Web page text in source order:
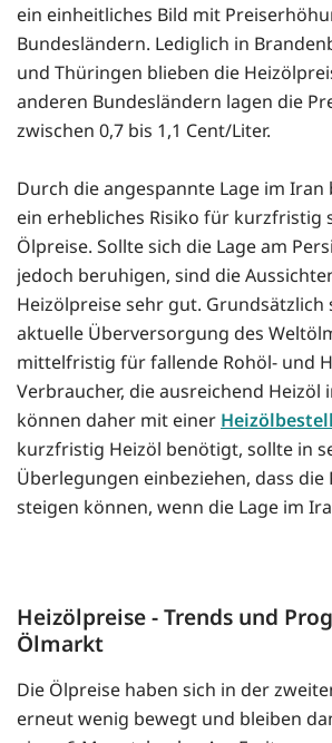
ein einheitliches Bild mit
Bundesländern. Lediglich in
und Thüringen blieben die
anderen Bundesländern lagen die
zwischen 0,7 bis 1,1 Cent/Liter.
Durch die angespannte Lage im
ein erhebliches Risiko für kurzfristig
Ölpreise. Sollte sich die Lage am
jedoch beruhigen, sind die
Heizölpreise sehr gut. Grundsätzlich
aktuelle Überversorgung des
mittelfristig für fallende Rohöl- und
Verbraucher, die ausreichend Heizöl
können daher mit einer
kurzfristig Heizöl benötigt, sollte in
Überlegungen einbeziehen, dass die
steigen können, wenn die Lage im
Heizölpreise - Trends und
Ölmarkt
Die Ölpreise haben sich in der
erneut wenig bewegt und bleiben